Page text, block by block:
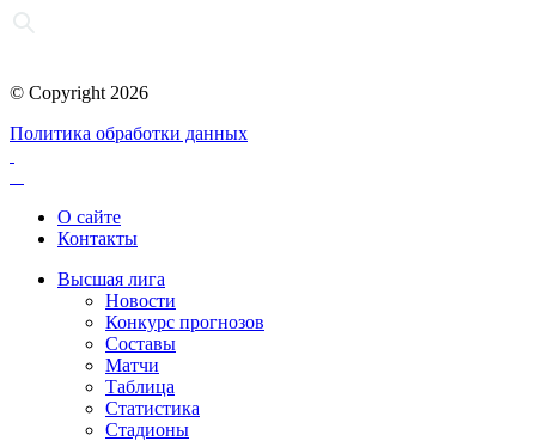
© Copyright 2026
Политика обработки данных
О сайте
Контакты
Высшая лига
Новости
Конкурс прогнозов
Составы
Матчи
Таблица
Статистика
Стадионы